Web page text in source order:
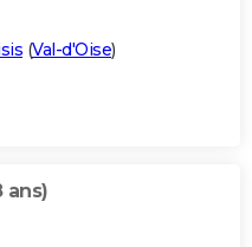
(Val-d'Oise)
ans)